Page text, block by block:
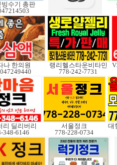
빙수기 총판
나 한의원
랭리헬스타운비타민
778-242-7731
리 딜리버리
348-6146
서울정크
778-228-0734